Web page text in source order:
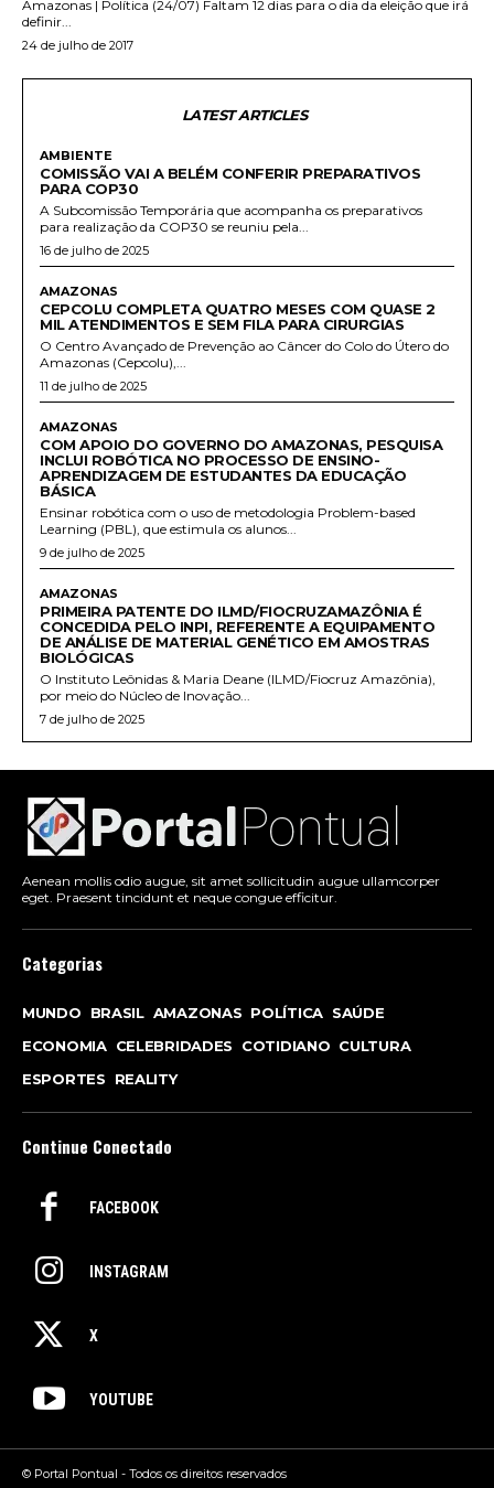
Amazonas | Política (24/07) Faltam 12 dias para o dia da eleição que irá
definir...
24 de julho de 2017
LATEST ARTICLES
AMBIENTE
COMISSÃO VAI A BELÉM CONFERIR PREPARATIVOS
PARA COP30
A Subcomissão Temporária que acompanha os preparativos
para realização da COP30 se reuniu pela...
16 de julho de 2025
AMAZONAS
CEPCOLU COMPLETA QUATRO MESES COM QUASE 2
MIL ATENDIMENTOS E SEM FILA PARA CIRURGIAS
O Centro Avançado de Prevenção ao Câncer do Colo do Útero do
Amazonas (Cepcolu),...
11 de julho de 2025
AMAZONAS
COM APOIO DO GOVERNO DO AMAZONAS, PESQUISA
INCLUI ROBÓTICA NO PROCESSO DE ENSINO-
APRENDIZAGEM DE ESTUDANTES DA EDUCAÇÃO
BÁSICA
Ensinar robótica com o uso de metodologia Problem-based
Learning (PBL), que estimula os alunos...
9 de julho de 2025
AMAZONAS
PRIMEIRA PATENTE DO ILMD/FIOCRUZAMAZÔNIA É
CONCEDIDA PELO INPI, REFERENTE A EQUIPAMENTO
DE ANÁLISE DE MATERIAL GENÉTICO EM AMOSTRAS
BIOLÓGICAS
O Instituto Leônidas & Maria Deane (ILMD/Fiocruz Amazônia),
por meio do Núcleo de Inovação...
7 de julho de 2025
Aenean mollis odio augue, sit amet sollicitudin augue ullamcorper
eget. Praesent tincidunt et neque congue efficitur.
Categorias
MUNDO BRASIL AMAZONAS POLÍTICA SAÚDE
ECONOMIA CELEBRIDADES COTIDIANO CULTURA
ESPORTES
REALITY
Continue Conectado
FACEBOOK
INSTAGRAM
X
YOUTUBE
© Portal Pontual - Todos os direitos reservados